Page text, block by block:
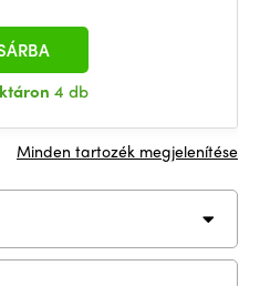
4 db
Minden tartozék megjelenítése